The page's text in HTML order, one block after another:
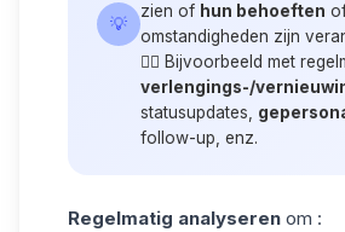
💡
zien of hun behoeften
omstandigheden zijn
👉🏼 Bijvoorbeeld met
verlengings-/
statusupdates,
follow-up, enz.
Regelmatig analyseren om :